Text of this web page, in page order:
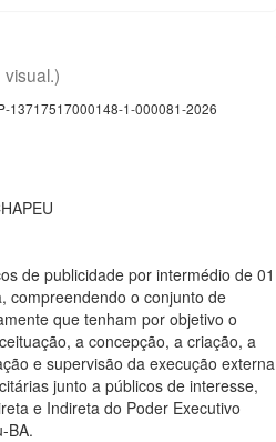
visual.)
13717517000148-1-000081-2026
de publicidade por intermédio de 01
compreendendo o conjunto de
que tenham por objetivo o
a concepção, a criação, a
e supervisão da execução externa
junto a públicos de interesse,
e Indireta do Poder Executivo
BA.